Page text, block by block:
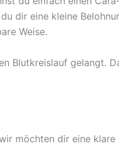
dir eine kleine
Weise.
Blutkreislauf gelangt.
möchten dir eine klare